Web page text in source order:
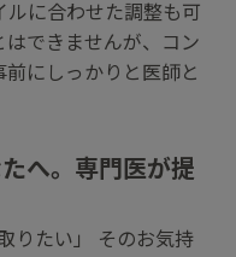
ルに合わせた調整も可
できませんが、コン
前にしっかりと医師と
へ。専門医が提
りたい」 そのお気持